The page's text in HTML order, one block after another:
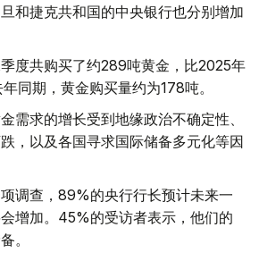
和捷克共和国的中央银行也分别增加
度共购买了约289吨黄金，比2025年
同期，黄金购买量约为178吨。
需求的增长受到地缘政治不确定性、
，以及各国寻求国际储备多元化等因
调查，89%的央行行长预计未来一
增加。45%的受访者表示，他们的
。